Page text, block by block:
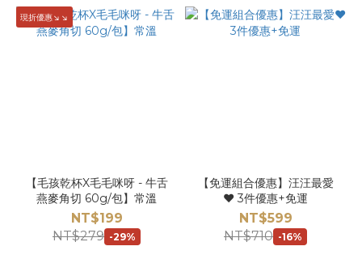
現折優惠↘↘
【毛孩乾杯X毛毛咪呀 - 牛舌
燕麥角切 60g/包】常溫
NT$199
NT$279 -29%
【免運組合優惠】汪汪最愛
❤️ 3件優惠+免運
NT$599
NT$710 -16%